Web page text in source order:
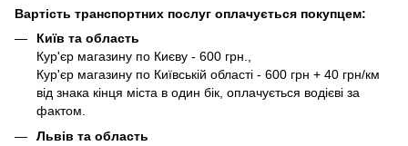
Вартість транспортних послуг оплачується покупцем:
Київ та область
Кур'єр магазину по Києву - 600 грн.,
Кур'єр магазину по Київській області - 600 грн + 40 грн/км
від знака кінця міста в один бік, оплачується водієві за
фактом.
Львів та область